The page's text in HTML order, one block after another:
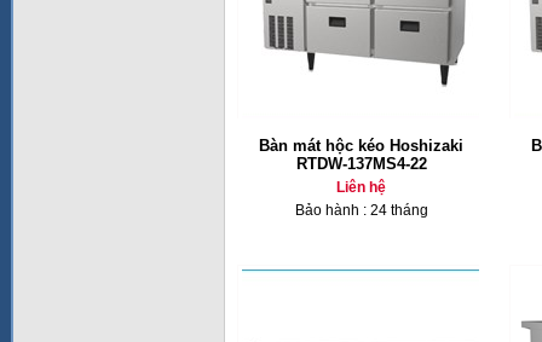
Bàn mát hộc kéo Hoshizaki
RTDW-137MS4-22
Liên hệ
Bảo hành : 24 tháng